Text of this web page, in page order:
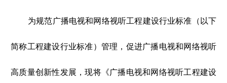
为规范广播电视和网络视听工程建设行业标准（以下
简称工程建设行业标准）管理，促进广播电视和网络视听
高质量创新性发展，现将《广播电视和网络视听工程建设